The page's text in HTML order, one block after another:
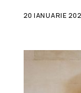
20 IANUARIE